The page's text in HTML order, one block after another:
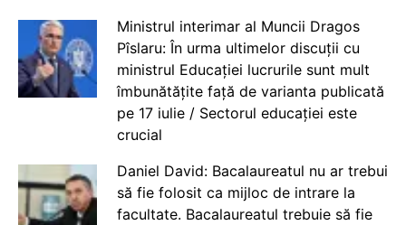
Ministrul interimar al Muncii Dragos
Pîslaru: În urma ultimelor discuții cu
ministrul Educației lucrurile sunt mult
îmbunătățite față de varianta publicată
pe 17 iulie / Sectorul educației este
crucial
Daniel David: Bacalaureatul nu ar trebui
să fie folosit ca mijloc de intrare la
facultate. Bacalaureatul trebuie să fie